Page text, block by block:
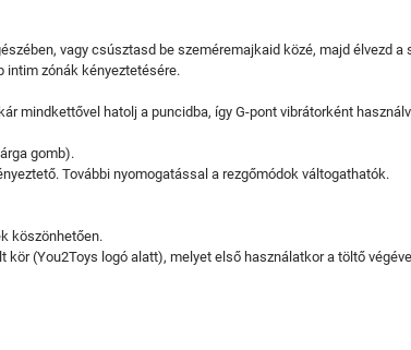
vagy csúsztasd be szeméremajkaid közé, majd élvezd
intim zónák kényeztetésére.
mindkettővel hatolj a puncidba, így G-pont vibrátorként
gomb).
További nyomogatással a rezgőmódok váltogathatók.
köszönhetően.
(You2Toys logó alatt), melyet első használatkor a töltő